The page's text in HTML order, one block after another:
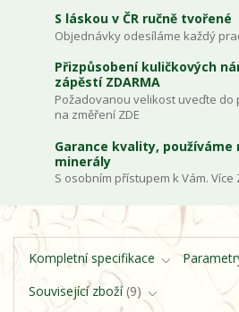
S láskou v ČR ručně tvořené
Objednávky odesíláme každý
Přizpůsobení kuličkových
zápěstí ZDARMA
Požadovanou velikost uveďte do
na změření ZDE
Garance kvality,
minerály
S osobním přístupem k Vám. Více
Kompletní specifikace
Související zboží 9